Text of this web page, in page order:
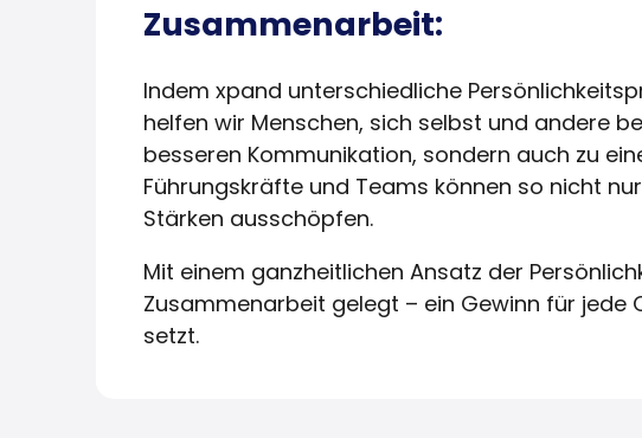
Zusammenarbeit:
Indem xpand unterschiedliche
helfen wir Menschen, sich selbst und andere
besseren Kommunikation, sondern auch zu
Führungskräfte und Teams können so nicht
Stärken ausschöpfen.
Mit einem ganzheitlichen Ansatz der
Zusammenarbeit gelegt – ein Gewinn für jede
setzt.